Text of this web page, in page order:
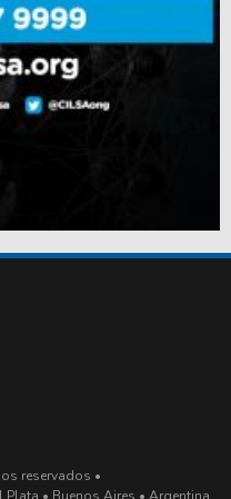
reservados •